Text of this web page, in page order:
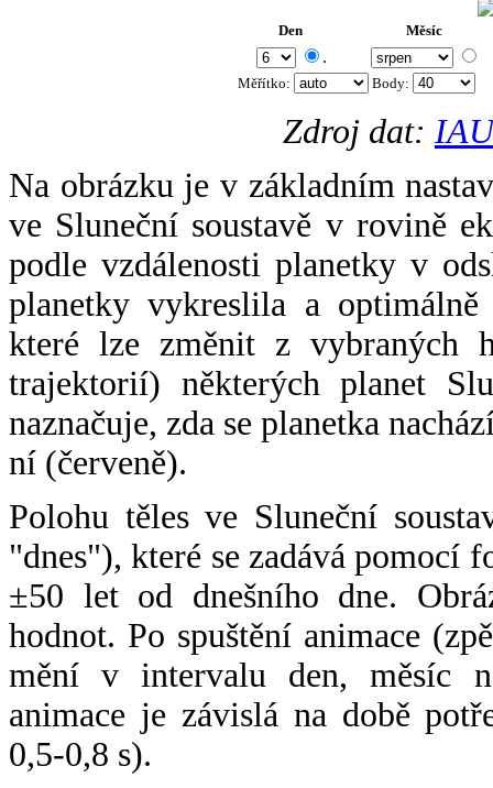
Den Měsíc
.
Měřítko: Body:
Zdroj dat:
Na obrázku je v základním
ve Sluneční soustavě v rovině
podle vzdálenosti planetky v
planetky vykreslila a
které lze změnit z vybraných
trajektorií) některých planet
naznačuje, zda se planetka
ní (červeně).
Polohu těles ve Sluneční
"dnes"), které se zadává pomocí
±50 let od dnešního dne.
hodnot. Po spuštění animace
mění v intervalu den, měsíc
animace je závislá na době
0,5-0,8 s).